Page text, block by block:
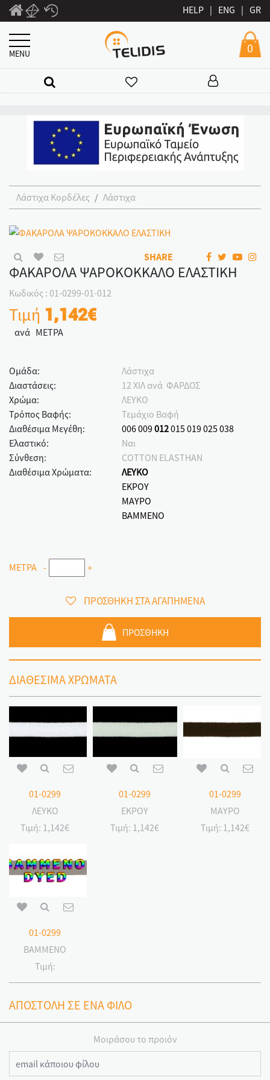
HELP | ENG | GR
MENU 0
Λάστιχα Κορδέλες Λάστιχα
SHARE
ΦΑΚΑΡΟΛΑ ΨΑΡΟΚΟΚΚΑΛΟ ΕΛΑΣΤΙΚΗ
Κωδικός : 01-0299-01-012
Τιμή 1,142€
ανά ΜΕΤΡΑ
Ομάδα:
Λάστιχα
Διαστάσεις:
12 ΧΙΛ ανά ΦΑΡΔΟΣ
Χρώμα:
ΛΕΥΚΟ
Τρόπος Βαφής:
Τεμάχιο Βαφή
Διαθέσιμα Μεγέθη:
006009012015019025038
Ελαστικό:
Ναι
Σύνθεση:
COTTON ELASTHAN
Διαθέσιμα Χρώματα:
ΛΕΥΚΟ
ΕΚΡΟΥ
ΜΑΥΡΟ
ΒΑΜΜΕΝΟ
ΜΕΤΡΑ - +
ΠΡΟΣΘΗΚΗ ΣΤΑ ΑΓΑΠΗΜΕΝΑ
ΠΡΟΣΘΗΚΗ
ΔΙΑΘΕΣΙΜΑ ΧΡΩΜΑΤΑ
01-0299
ΛΕΥΚΟ
Τιμή: 1,142€
01-0299
ΕΚΡΟΥ
Τιμή: 1,142€
01-0299
ΜΑΥΡΟ
Τιμή: 1,142€
01-0299
ΒΑΜΜΕΝΟ
Τιμή:
ΑΠΟΣΤΟΛΗ ΣΕ ΕΝΑ ΦΙΛΟ
Μοιράσου το προιόν